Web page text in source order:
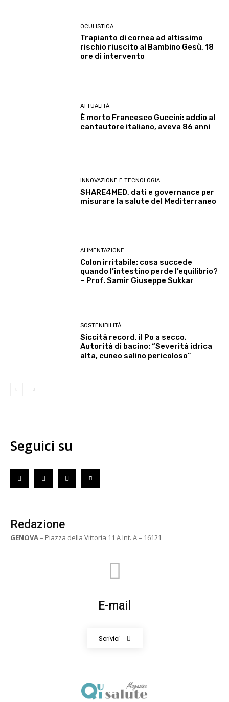
OCULISTICA
Trapianto di cornea ad altissimo
rischio riuscito al Bambino Gesù, 18
ore di intervento
ATTUALITÀ
È morto Francesco Guccini: addio al
cantautore italiano, aveva 86 anni
INNOVAZIONE E TECNOLOGIA
SHARE4MED, dati e governance per
misurare la salute del Mediterraneo
ALIMENTAZIONE
Colon irritabile: cosa succede
quando l’intestino perde l’equilibrio?
– Prof. Samir Giuseppe Sukkar
SOSTENIBILITÀ
Siccità record, il Po a secco.
Autorità di bacino: “Severità idrica
alta, cuneo salino pericoloso”
Seguici su
Redazione
GENOVA– Piazza della Vittoria 11 A Int. A – 16121
E-mail
Scrivici